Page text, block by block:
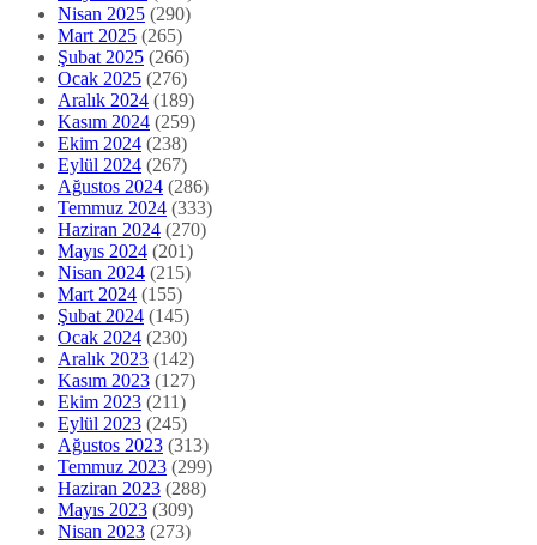
Nisan 2025 (290)
Mart 2025 (265)
Şubat 2025 (266)
Ocak 2025 (276)
Aralık 2024 (189)
Kasım 2024 (259)
Ekim 2024 (238)
Eylül 2024 (267)
Ağustos 2024 (286)
Temmuz 2024 (333)
Haziran 2024 (270)
Mayıs 2024 (201)
Nisan 2024 (215)
Mart 2024 (155)
Şubat 2024 (145)
Ocak 2024 (230)
Aralık 2023 (142)
Kasım 2023 (127)
Ekim 2023 (211)
Eylül 2023 (245)
Ağustos 2023 (313)
Temmuz 2023 (299)
Haziran 2023 (288)
Mayıs 2023 (309)
Nisan 2023 (273)